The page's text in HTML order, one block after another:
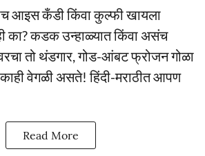
आइस कँडी किंवा कुल्फी खायला
का? कडक उन्हाळ्यात किंवा असंच
तो थंडगार, गोड-आंबट फ्रोजन गोळा
वेगळी असते! हिंदी-मराठीत आपण
Read More